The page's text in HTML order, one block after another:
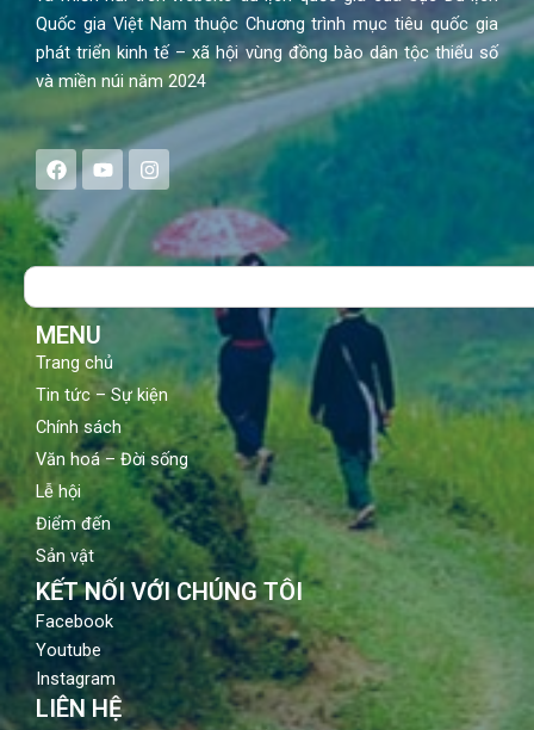
Quốc gia Việt Nam thuộc Chương trình mục tiêu quốc gia
phát triển kinh tế – xã hội vùng đồng bào dân tộc thiểu số
và miền núi năm 2024
F
a
e
b
o
Y
o
t
u
b
I
n
s
a
g
Search
MENU
Trang chủ
Tin tức – Sự kiện
Chính sách
Văn hoá – Đời sống
Lễ hội
Điểm đến
Sản vật
KẾT NỐI VỚI CHÚNG TÔI
Facebook
Youtube
Instagram
LIÊN HỆ